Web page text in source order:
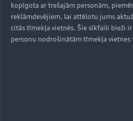
kopīgota ar trešajām personām,
reklāmdevējiem, lai attēlotu jums
citās tīmekļa vietnēs. Šie sīkfaili bieži
personu nodrošinātām tīmekļa vietnes